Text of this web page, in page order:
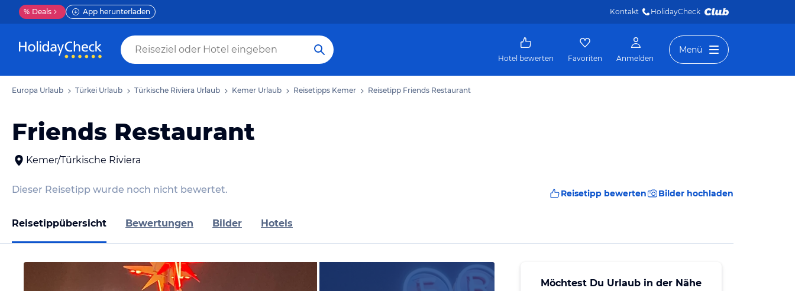
% Deals App herunterladen Kontakt HolidayCheck
Hotel bewerten Favoriten Anmelden
Menü
Europa Urlaub Türkei Urlaub Türkische Riviera Urlaub Kemer Urlaub Reisetipps Kemer Reisetipp Friends Restaurant
Friends Restaurant
Kemer/Türkische Riviera
Dieser Reisetipp wurde noch nicht bewertet. Reisetipp bewerten Bilder hochladen
Reisetippübersicht Bewertungen Bilder Hotels
Möchtest Du Urlaub in der Nähe